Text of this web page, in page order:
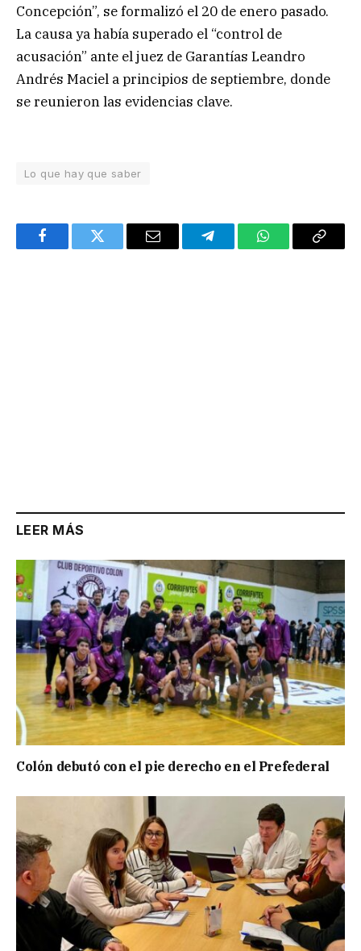
Concepción”, se formalizó el 20 de enero pasado.
La causa ya había superado el “control de
acusación” ante el juez de Garantías Leandro
Andrés Maciel a principios de septiembre, donde
se reunieron las evidencias clave.
Lo que hay que saber
FacebookTwitter Email TelegramWhatsAppCopy
LEER MÁS
Colón debutó con el pie derecho en el Prefederal